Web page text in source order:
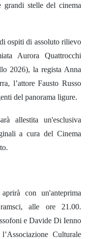
stelle del cinema
ospiti di assoluto rilievo
Aurora Quattrocchi
2026), la regista Anna
l’attore Fausto Russo
del panorama ligure.
allestita un'esclusiva
a cura del Cinema
con un'anteprima
alle ore 21.00.
e Davide Di Ienno
Culturale